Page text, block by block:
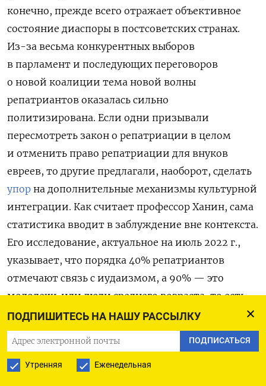
ПОДПИШИТЕСЬ НА НАШУ РАССЫЛКУ
ПОДПИСАТЬСЯ
Утренняя Еженедельная
конечно, прежде всего отражает объективное
состояние диаспоры в постсоветских странах.
Из-за весьма конкурентных выборов
в парламент и последующих переговоров
о новой коалиции тема новой волны
репатриантов оказалась сильно
политизирована. Если одни призывали
пересмотреть закон о репатриации в целом
и отменить право репатриации для внуков
евреев, то другие предлагали, наоборот, сделать
упор на дополнительные механизмы культурной
интеграции. Как считает профессор Ханин, сама
статистика вводит в заблуждение вне контекста.
Его исследование, актуальное на июль 2022 г.,
указывает, что порядка 40% репатриантов
отмечают связь с иудаизмом, а 90% — это
молодежь или люди среднего возраста, то есть
те, кто сейчас или в скором временипополнит
рынок рабочей силы. Обратим внимание, что
премьер Беньямин Нетаньягу сам выступил
противисключения внуков евреев